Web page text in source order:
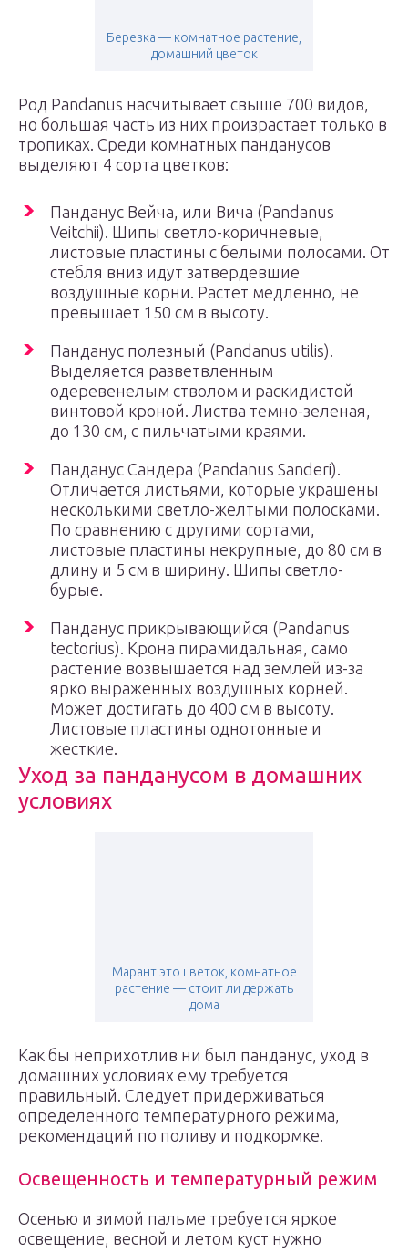
Березка — комнатное растение,
домашний цветок
Род Pandanus насчитывает свыше 700 видов,
но большая часть из них произрастает только в
тропиках. Среди комнатных панданусов
выделяют 4 сорта цветков:
Панданус Вейча, или Вича (Pandanus
Veitchii). Шипы светло-коричневые,
листовые пластины с белыми полосами. От
стебля вниз идут затвердевшие
воздушные корни. Растет медленно, не
превышает 150 см в высоту.
Панданус полезный (Pandanus utilis).
Выделяется разветвленным
одеревенелым стволом и раскидистой
винтовой кроной. Листва темно-зеленая,
до 130 см, с пильчатыми краями.
Панданус Сандера (Pandanus Sanderi).
Отличается листьями, которые украшены
несколькими светло-желтыми полосками.
По сравнению с другими сортами,
листовые пластины некрупные, до 80 см в
длину и 5 см в ширину. Шипы светло-
бурые.
Панданус прикрывающийся (Pandanus
tectorius). Крона пирамидальная, само
растение возвышается над землей из-за
ярко выраженных воздушных корней.
Может достигать до 400 см в высоту.
Листовые пластины однотонные и
жесткие.
Уход за панданусом в домашних
условиях
Марант это цветок, комнатное
растение — стоит ли держать
дома
Как бы неприхотлив ни был панданус, уход в
домашних условиях ему требуется
правильный. Следует придерживаться
определенного температурного режима,
рекомендаций по поливу и подкормке.
Освещенность и температурный режим
Осенью и зимой пальме требуется яркое
освещение, весной и летом куст нужно